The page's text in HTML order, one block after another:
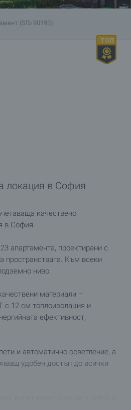
(Sfb 90193)
локация в София
качествено
в София.
апартамента, проектирани с
пространствата. Към всеки
ниво.
материали –
с 12 см топлоизолация и
ефективност,
и автоматично осветление, а
удобен достъп до всички